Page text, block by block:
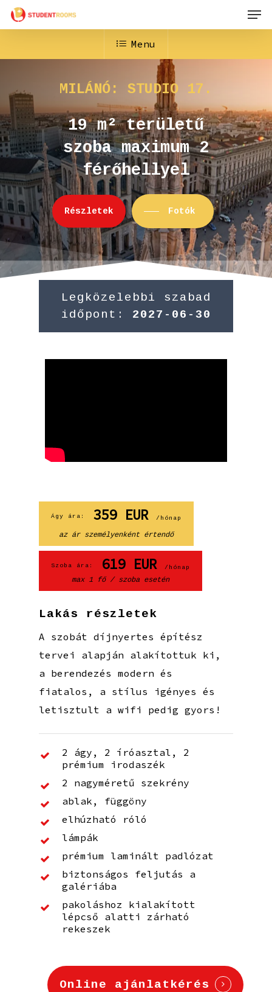
Skip
to
Menu
MILÁNÓ: STUDIO 17.
19 m² területű
szoba maximum 2
férőhellyel
Részlete k Fotók
Legközelebbi szabad
időpont:
2027-06-30
Ágy ára: 359 EUR /hónap
az ár személyenként értendő
Szoba ára: 619 EUR /hónap
max 1 fő / szoba esetén
Lakás részletek
A szobát díjnyertes építész
tervei alapján alakítottuk ki,
a berendezés modern és
fiatalos, a stílus igényes és
letisztult a wifi pedig gyors!
2 ágy, 2 íróasztal, 2
prémium irodaszék
2 nagyméretű szekrény
ablak, függöny
elhúzható róló
lámpák
prémium laminált padlózat
biztonságos feljutás a
galériába
pakoláshoz kialakított
lépcső alatti zárható
rekeszek
Online ajánlatkérés